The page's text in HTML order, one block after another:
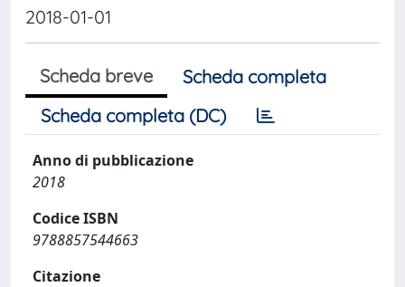
2018-01-01
Scheda breve
Scheda completa
Scheda completa (DC)
Anno di pubblicazione
2018
Codice ISBN
9788857544663
Citazione